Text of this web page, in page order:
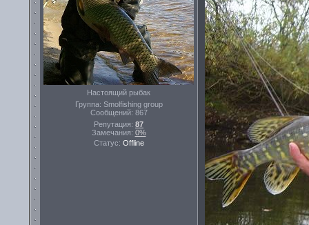
Настоящий рыбак
Группа: Smolfishing group
Сообщений: 867
Репутация: 87
Замечания: 0%
Статус: Offline